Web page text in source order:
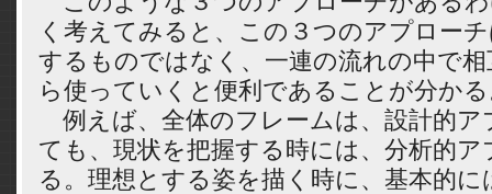
く考えてみると、この３つのアプロー
するものではなく、一連の流れの中で
ら使っていくと便利であることが分か
例えば、全体のフレームは、設計的ア
ても、現状を把握する時には、分析的
る。理想とする姿を描く時に、基本的